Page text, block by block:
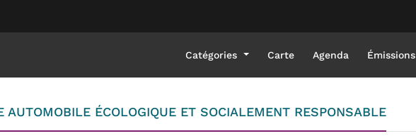
Catégories Carte Agenda Émissions
AUTOMOBILE ÉCOLOGIQUE ET SOCIALEMENT RESPONSABLE